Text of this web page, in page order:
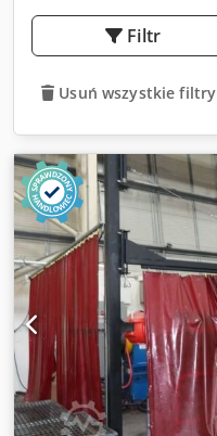
Filtr
Usuń wszystkie filtry